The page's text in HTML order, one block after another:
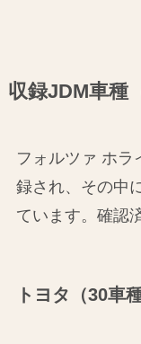
収録JDM車種
フォルツァ ホラ
録され、その中
ています。確認
トヨタ（30車